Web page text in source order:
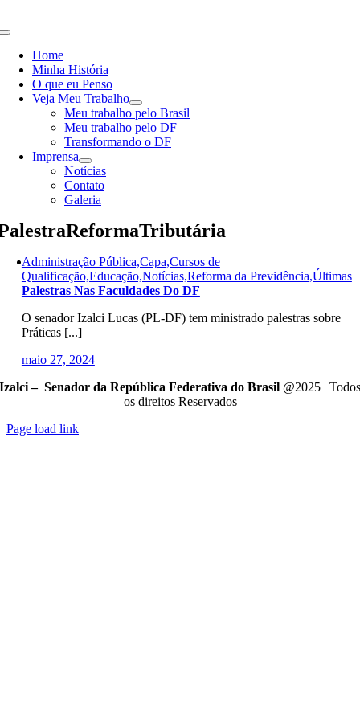
to
Toggle
NavigationHome
Minha História
O que eu Penso
Veja Meu Trabalho
Meu trabalho pelo Brasil
Meu trabalho pelo DF
Transformando o DF
Imprensa
Notícias
Contato
Galeria
Administração Pública,Capa,Cursos de
Qualificação,Educação,Notícias,Reforma da Previdência,Últimas
Palestras Nas Faculdades Do DF
O senador Izalci Lucas (PL-DF) tem ministrado palestras sobre
Práticas [...]
maio 27, 2024
Izalci – Senador da República Federativa do Brasil @2025 | Todos
os direitos Reservados
Page load link